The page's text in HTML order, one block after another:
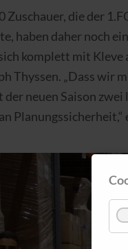
die der
haben daher noch
komplett mit
Thyssen. „Dass wir
neuen Saison